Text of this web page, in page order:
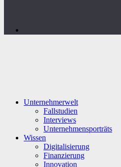
Unternehmerwelt
Fallstudien
Interviews
Unternehmensporträts
Wissen
Digitalisierung
Finanzierung
Innovation